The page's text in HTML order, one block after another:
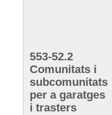
553-52.2
Comunitats i
subcomunitats
per a garatges
i trasters